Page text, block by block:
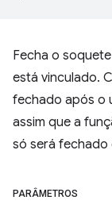
Fecha o
está vinculado.
fechado após o
assim que a
só será
PARÂMETROS